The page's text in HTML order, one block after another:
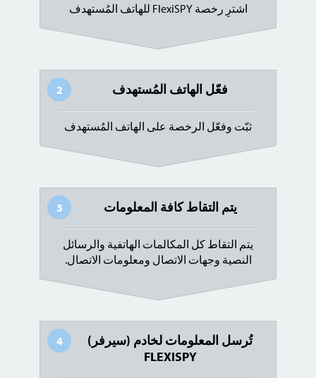
اشترِ رخصة FlexiSPY للهاتف المُستهدف
2 فعّل الهاتف المُستهدف
ثبّت وفعّل الرخصة على الهاتف المُستهدف
3 يتم التقاط كافة المعلومات
يتم التقاط كل المكالمات الهاتفية والرسائل
النصية وجهات الاتصال ومعلومات الاتصال.
4
تُرسل المعلومات لخادم (سيرفر)
FLEXISPY